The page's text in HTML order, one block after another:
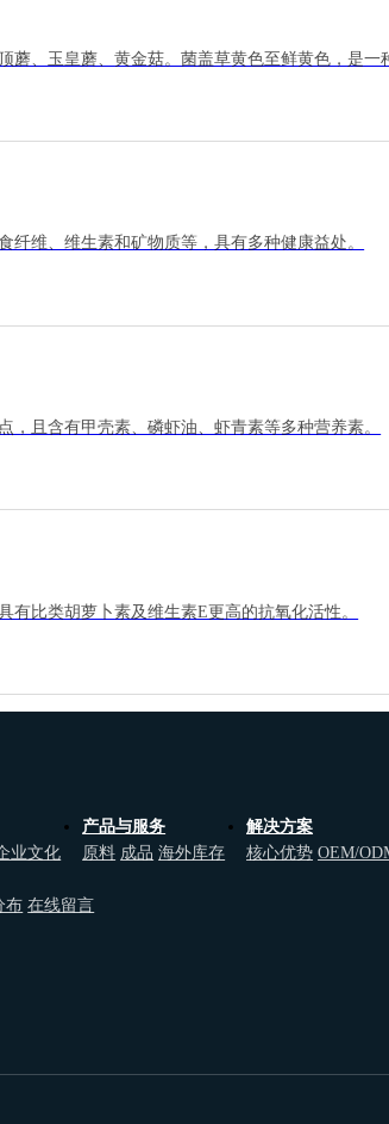
蘑、玉皇蘑、黄金菇。菌盖草黄色至鲜黄色，是
维、维生素和矿物质等，具有多种健康益处。
且含有甲壳素、磷虾油、虾青素等多种营养素。
比类胡萝卜素及维生素E更高的抗氧化活性。
业文化
产品与服务
原料 成品 海外库存
解决方案
核心优势 OEM/
布 在线留言